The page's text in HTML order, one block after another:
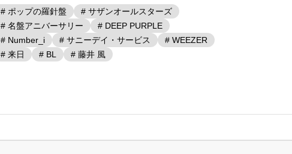
# ポップの羅針盤
# サザンオールスターズ
# 名盤アニバーサリー
# DEEP PURPLE
# Number_i
# サニーデイ・サービス
# WEEZER
# 来日
# BL # 藤井 風